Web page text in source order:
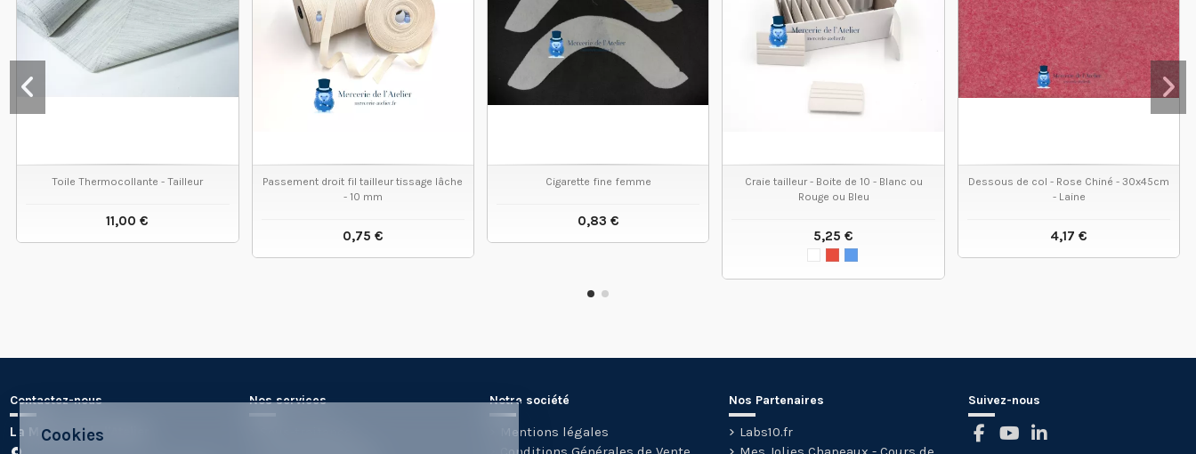
Toile Thermocollante - Tailleur
11,00 €
VOIR LE PRODUIT
Passement droit fil tailleur tissage lâche
- 10 mm
0,75 €
VOIR LE PRODUIT
Cigarette fine femme
0,83 €
VOIR LE PRODUIT
Craie tailleur - Boite de 10 - Blanc ou
Rouge ou Bleu
5,25 €
VOIR LE PRODUIT
Dessous de col - Rose Chiné - 30x45cm
- Laine
4,17 €
VOIR LE PRODUIT
Contactez-nous
La Mercerie de l'Atelier
Nos services Notre société
Mentions légales
Nos Partenaires
Labs10.fr
Suivez-nous
Cookies